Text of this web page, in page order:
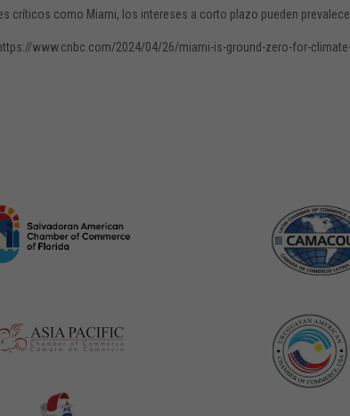
críticos como Miami, los intereses a corto plazo pueden
www.cnbc.com/2024/04/26/miami-is-ground-zero-for-